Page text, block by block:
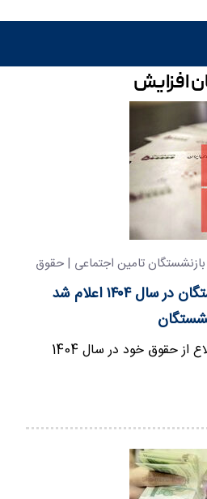
افزایش
تامین اجتماعی | حقوق
کف مبلغ حقوق بازنشستگان در سال ۱۴۰۴ اعلام شد
بازنشستگان عزیز برای اطلاع از حقوق خود در سال 1404